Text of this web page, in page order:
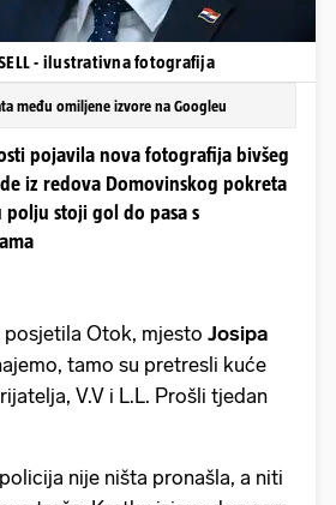
- ilustrativna fotografija
među omiljene izvore na Googleu
pojavila nova fotografija bivšeg
iz redova Domovinskog pokreta
polju stoji gol do pasa s
Otok, mjesto Josipa
tamo su pretresli kuće
V.V i L.L. Prošli tjedan
nije ništa pronašla, a niti